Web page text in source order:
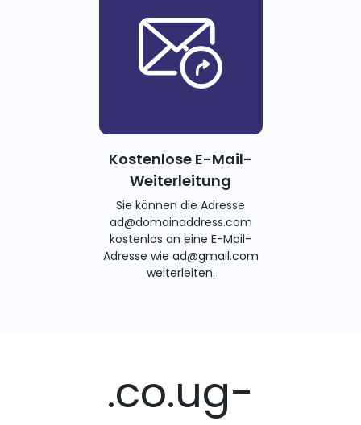
Kostenlose E-Mail-
Weiterleitung
Sie können die Adresse
ad@domainaddress.com
kostenlos an eine E-Mail-
Adresse wie ad@gmail.com
weiterleiten.
.co.ug-